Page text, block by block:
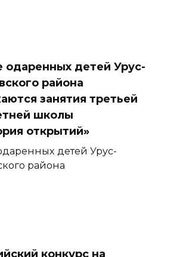
одаренных детей Урус-
района
занятия третьей
школы
открытий»
детей Урус-
района
конкурс на